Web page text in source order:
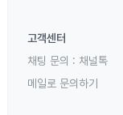
고객센터
채팅 문의 : 채널톡
메일로 문의하기